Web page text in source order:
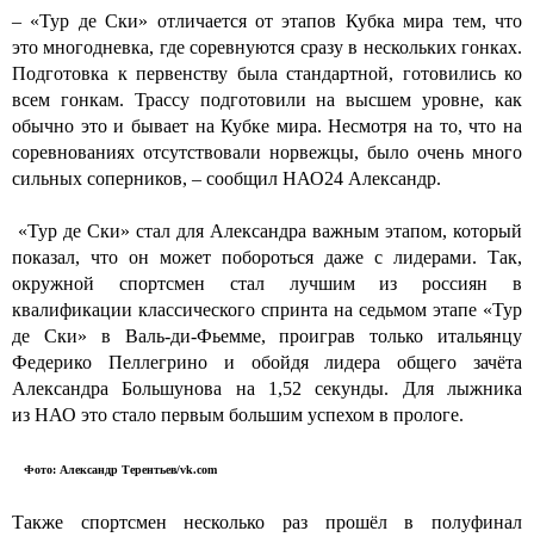
– «Тур де Ски» отличается от этапов Кубка мира тем, что
это многодневка, где соревнуются сразу в нескольких гонках.
Подготовка к первенству была стандартной, готовились ко
всем гонкам. Трассу подготовили на высшем уровне, как
обычно это и бывает на Кубке мира. Несмотря на то, что на
соревнованиях отсутствовали норвежцы, было очень много
сильных соперников, – сообщил НАО24 Александр.
«Тур де Ски» стал для Александра важным этапом, который
показал, что он может побороться даже с лидерами. Так,
окружной спортсмен стал лучшим из россиян в
квалификации классического спринта на седьмом этапе «Тур
де Ски» в Валь-ди-Фьемме, проиграв только итальянцу
Федерико Пеллегрино и обойдя лидера общего зачёта
Александра Большунова на 1,52 секунды. Для лыжника
из НАО это стало первым большим успехом в прологе.
Фото: Александр Терентьев/vk.com
Также спортсмен несколько раз прошёл в полуфинал